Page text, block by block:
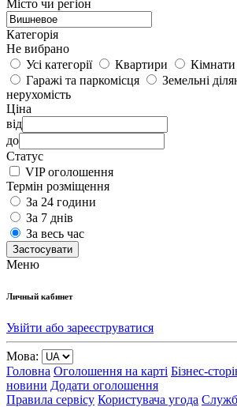
Місто чи регіон
Категорія
Не вибрано
Усі категорії
Квартири Кімнати
Гаражі та паркомісця
Земельні
нерухомість
Ціна
від
до
Статус
VIP оголошення
Термін розміщення
За 24 години
За 7 днів
За весь час
Застосувати
Меню
Личный кабинет
Увійти або зареєструватися
Мова:
Головна Оголошення на карті Бізнес-
новини Додати оголошення
Правила сервісу Користувача угода